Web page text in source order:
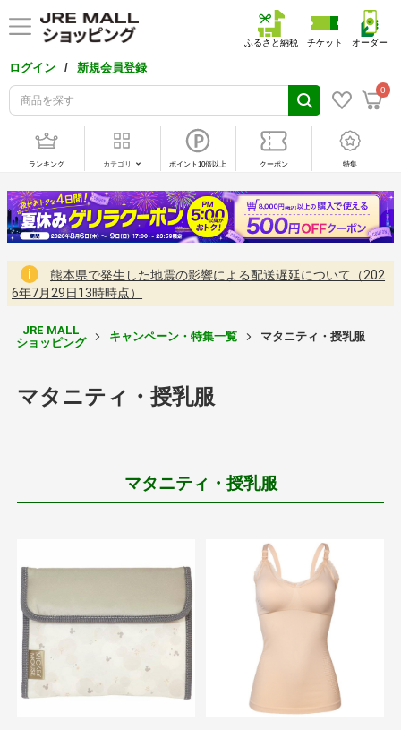
ログイン / 新規会員登録
0
ふるさと納税 チケット オーダー
ランキング カテゴリ ポイント10倍以上 クーポン 特集
熊本県で発生した地震の影響による配送遅延について（202
6年7月29日13時時点）
JRE MALL
ショッピング
キャンペーン・特集一覧 マタニティ・授乳服
マタニティ・授乳服
マタニティ・授乳服